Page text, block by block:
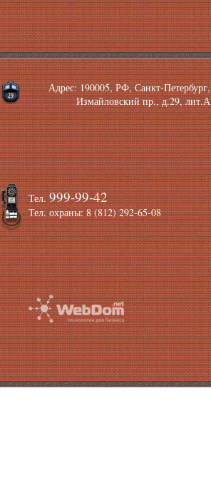
Тел.999-99-42
Тел. охраны: 8 (812) 292-65-08
Адрес: 190005, РФ, Санкт-Петербург,
Измайловский пр., д.29, лит.А